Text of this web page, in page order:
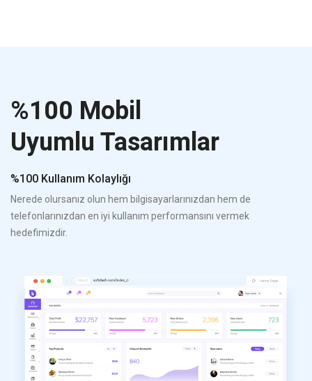
%100 Mobil
Uyumlu Tasarımlar
%100 Kullanım Kolaylığı
Nerede olursanız olun hem bilgisayarlarınızdan hem de
telefonlarınızdan en iyi kullanım performansını vermek
hedefimizdir.